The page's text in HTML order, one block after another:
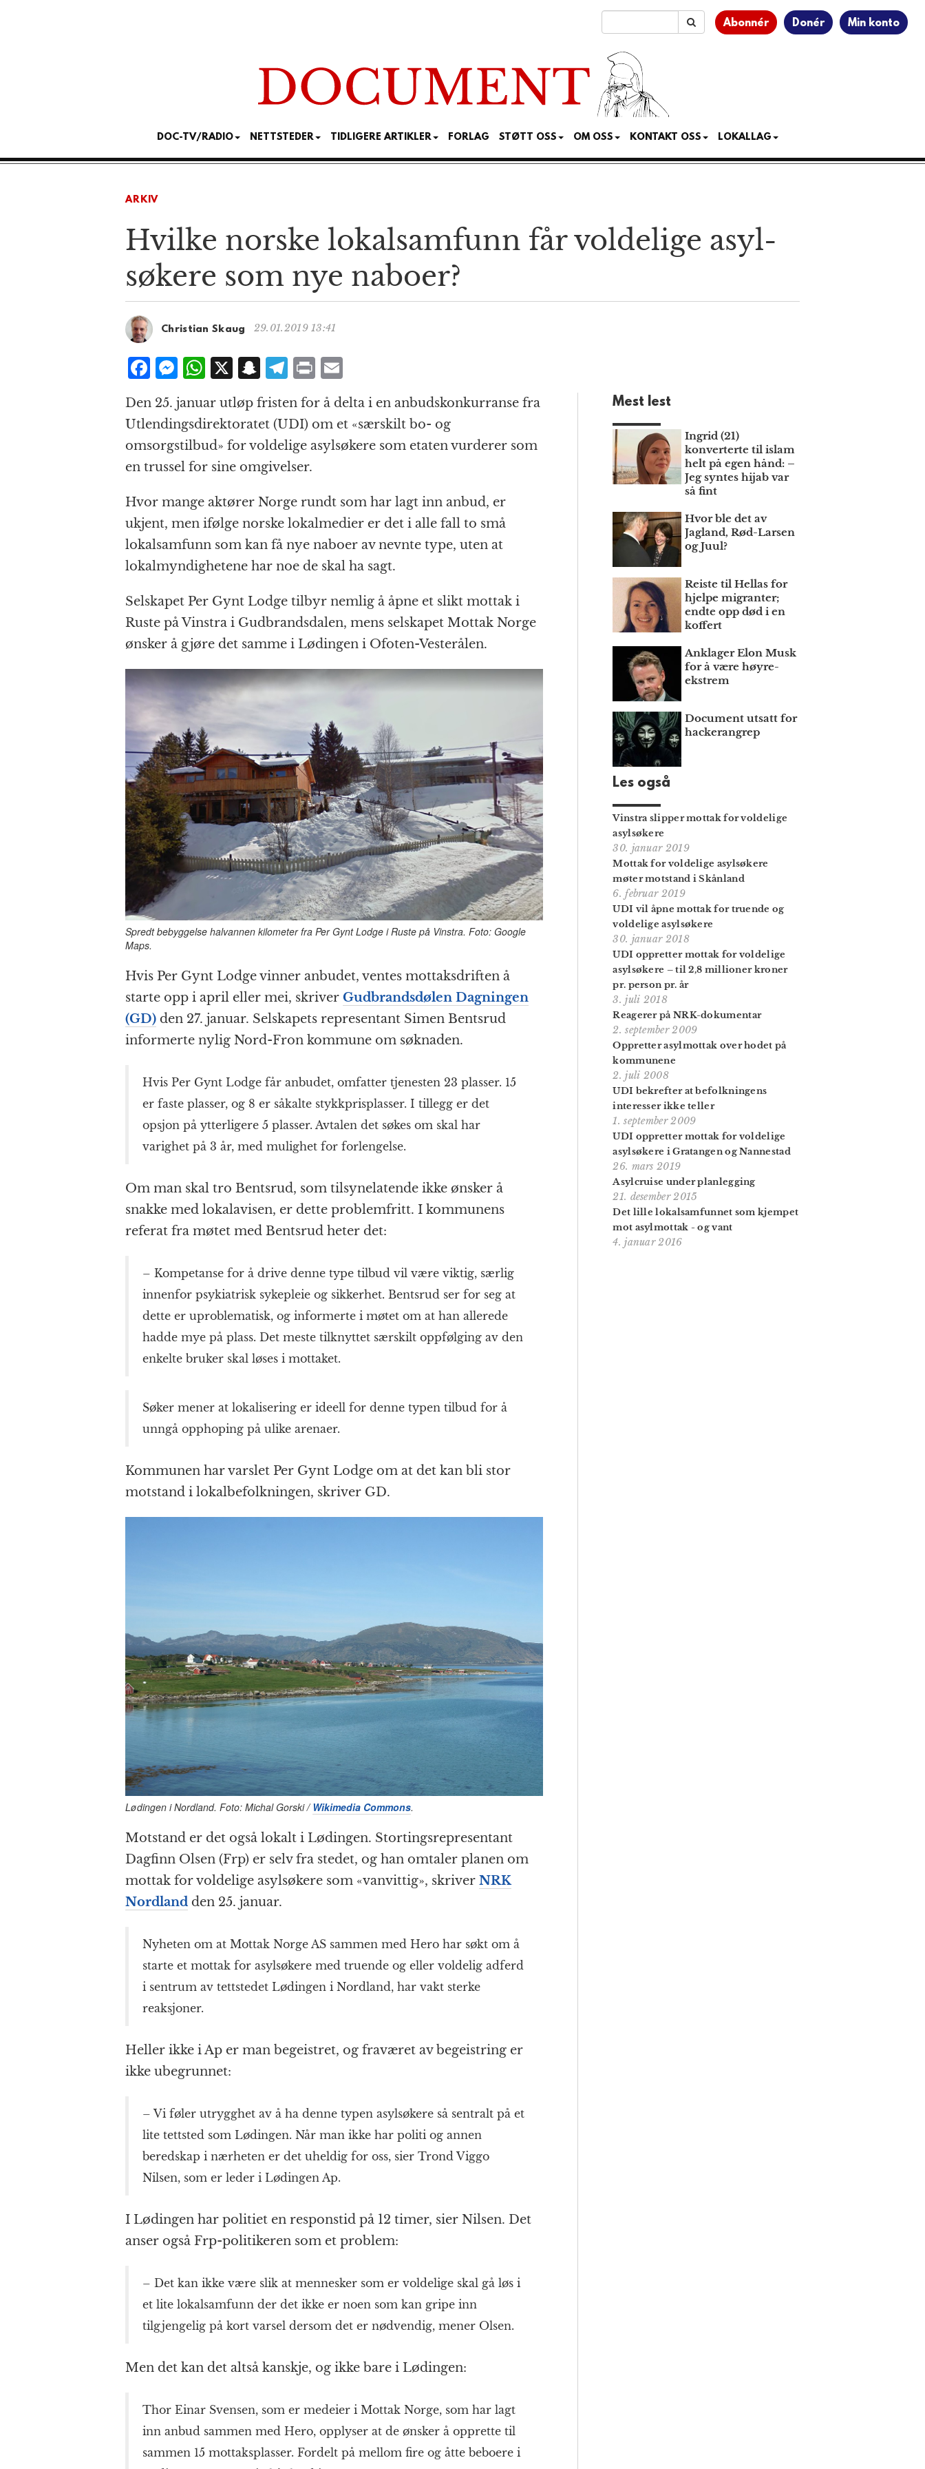
Abonnér Donér Min konto
DOC-TV/RADIO NETTSTEDER TIDLIGERE ARTIKLER FORLAG STØTT OSS OM OSS KONTAKT OSS LOKALLAG
ARKIV
Hvilke norske lokal­samfunn får voldelige asyl­
søkere som nye naboer?
Christian Skaug 29.01.2019 13:41
F
a
c
e
b
o
o
k
M
e
ss
e
n
g
e
r
W
at
s
A
p
p
X S
n
a
p
c
h
at
T
el
e
g
r
a
m
P
ri
n
t
m
ai
l
Den 25. januar utløp fristen for å delta i en anbudskonkurranse fra
Utlendingsdirektoratet (UDI) om et «særskilt bo- og
omsorgstilbud» for voldelige asylsøkere som etaten vurderer som
en trussel for sine omgivelser.
Hvor mange aktører Norge rundt som har lagt inn anbud, er
ukjent, men ifølge norske lokalmedier er det i alle fall to små
lokalsamfunn som kan få nye naboer av nevnte type, uten at
lokalmyndighetene har noe de skal ha sagt.
Selskapet Per Gynt Lodge tilbyr nemlig å åpne et slikt mottak i
Ruste på Vinstra i Gudbrandsdalen, mens selskapet Mottak Norge
ønsker å gjøre det samme i Lødingen i Ofoten-Vesterålen.
Spredt bebyggelse halvannen kilometer fra Per Gynt Lodge i Ruste på Vinstra. Foto: Google
Maps.
Hvis Per Gynt Lodge vinner anbudet, ventes mottaksdriften å
starte opp i april eller mei, skriver Gudbrandsdølen Dagningen
(GD) den 27. januar. Selskapets representant Simen Bentsrud
informerte nylig Nord-Fron kommune om søknaden.
Hvis Per Gynt Lodge får anbudet, omfatter tjenesten 23 plasser. 15
er faste plasser, og 8 er såkalte stykkprisplasser. I tillegg er det
opsjon på ytterligere 5 plasser. Avtalen det søkes om skal har
varighet på 3 år, med mulighet for forlengelse.
Om man skal tro Bentsrud, som tilsynelatende ikke ønsker å
snakke med lokalavisen, er dette problemfritt. I kommunens
referat fra møtet med Bentsrud heter det:
– Kompetanse for å drive denne type tilbud vil være viktig, særlig
innenfor psykiatrisk sykepleie og sikkerhet. Bentsrud ser for seg at
dette er uproblematisk, og informerte i møtet om at han allerede
hadde mye på plass. Det meste tilknyttet særskilt oppfølging av den
enkelte bruker skal løses i mottaket.
Søker mener at lokalisering er ideell for denne typen tilbud for å
unngå opphoping på ulike arenaer.
Kommunen har varslet Per Gynt Lodge om at det kan bli stor
motstand i lokalbefolkningen, skriver GD.
Lødingen i Nordland. Foto: Michal Gorski /Wikimedia Commons.
Motstand er det også lokalt i Lødingen. Stortingsrepresentant
Dagfinn Olsen (Frp) er selv fra stedet, og han omtaler planen om
mottak for voldelige asylsøkere som «vanvittig», skriver NRK
Nordland den 25. januar.
Nyheten om at Mottak Norge AS sammen med Hero har søkt om å
starte et mottak for asylsøkere med truende og eller voldelig adferd
i sentrum av tettstedet Lødingen i Nordland, har vakt sterke
reaksjoner.
Heller ikke i Ap er man begeistret, og fraværet av begeistring er
ikke ubegrunnet:
– Vi føler utrygghet av å ha denne typen asylsøkere så sentralt på et
lite tettsted som Lødingen. Når man ikke har politi og annen
beredskap i nærheten er det uheldig for oss, sier Trond Viggo
Nilsen, som er leder i Lødingen Ap.
I Lødingen har politiet en responstid på 12 timer, sier Nilsen. Det
anser også Frp-politikeren som et problem:
– Det kan ikke være slik at mennesker som er voldelige skal gå løs i
et lite lokalsamfunn der det ikke er noen som kan gripe inn
tilgjengelig på kort varsel dersom det er nødvendig, mener Olsen.
Men det kan det altså kanskje, og ikke bare i Lødingen:
Thor Einar Svensen, som er medeier i Mottak Norge, som har lagt
inn anbud sammen med Hero, opplyser at de ønsker å opprette til
sammen 15 mottaksplasser. Fordelt på mellom fire og åtte beboere i
Mest lest
Ingrid (21)
konverterte til islam
helt på egen hånd: –
Jeg syntes hijab var
så fint
Hvor ble det av
Jagland, Rød-Larsen
og Juul?
Reiste til Hellas for
hjelpe migranter;
endte opp død i en
koffert
Anklager Elon Musk
for å være høyre­
ekstrem
Document utsatt for
hackerangrep
Les også
Vinstra slipper mottak for voldelige
asylsøkere
30. januar 2019
Mottak for voldelige asylsøkere
møter motstand i Skånland
6. februar 2019
UDI vil åpne mottak for truende og
voldelige asylsøkere
30. januar 2018
UDI oppretter mottak for voldelige
asylsøkere – til 2,8 millioner kroner
pr. person pr. år
3. juli 2018
Reagerer på NRK-dokumentar
2. september 2009
Oppretter asylmottak over hodet på
kommunene
2. juli 2008
UDI bekrefter at befolkningens
interesser ikke teller
1. september 2009
UDI oppretter mottak for voldelige
asylsøkere i Gratangen og Nannestad
26. mars 2019
Asylcruise under planlegging
21. desember 2015
Det lille lokalsamfunnet som kjempet
mot asylmottak - og vant
4. januar 2016